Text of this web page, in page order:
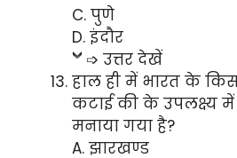
C. पुणे
D. इंदौर
➩ उत्तर देखें
हाल ही में भारत के
कटाई की के उपलक्ष्य
मनाया गया है?
A. झारखण्ड